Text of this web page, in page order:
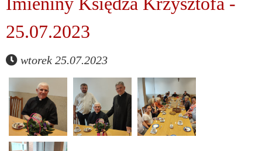
25.07.2023
wtorek 25.07.2023